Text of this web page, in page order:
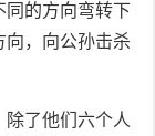
同的方向弯转下
向，向公孙击杀
了他们六个人